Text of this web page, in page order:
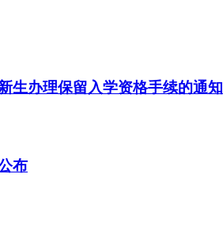
生办理保留入学资格手续的通知
布